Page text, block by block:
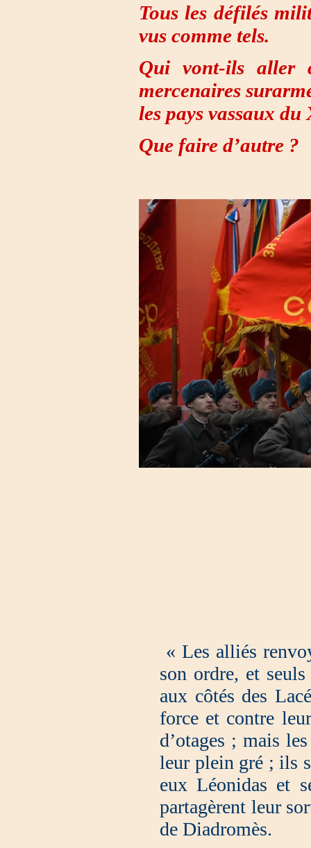
Tous les défilés
vus comme tels.
Qui vont-ils aller
mercenaires
les pays vassaux
Que faire d’autre ?
« Les alliés
son ordre, et
aux côtés des
force et contre
d’otages ; mais
leur plein gré ; ils
eux Léonidas et
partagèrent leur
de Diadromès.